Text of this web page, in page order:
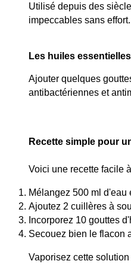
Utilisé depuis des
impeccables sans effort.
Les huiles essentielles
Ajouter quelques
antibactériennes et
Recette simple pour
Voici une recette facile
Mélangez 500 ml d'eau
Ajoutez 2 cuillères à
Incorporez 10 gouttes
Secouez bien le flacon
Vaporisez cette